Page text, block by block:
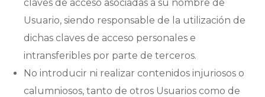
claves de acceso asociadas a su nombre de
Usuario, siendo responsable de la utilización de
dichas claves de acceso personales e
intransferibles por parte de terceros.
No introducir ni realizar contenidos injuriosos o
calumniosos, tanto de otros Usuarios como de